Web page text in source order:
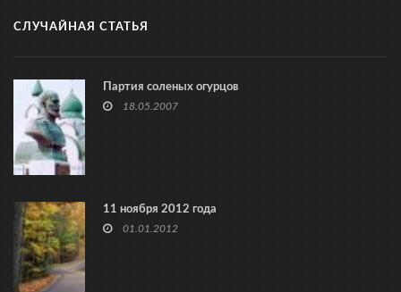
СЛУЧАЙНАЯ СТАТЬЯ
Партия соленых огурцов
18.05.2007
11 ноября 2012 года
01.01.2012